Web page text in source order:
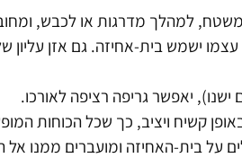
3.2) המקביל למשטח, למהלך מדרגות או
ישמש בית-אחיזה. גם אזן
יאפשר גריפה רציפה לאורכו.
קשיח ויציב, כך שכל הכוחות